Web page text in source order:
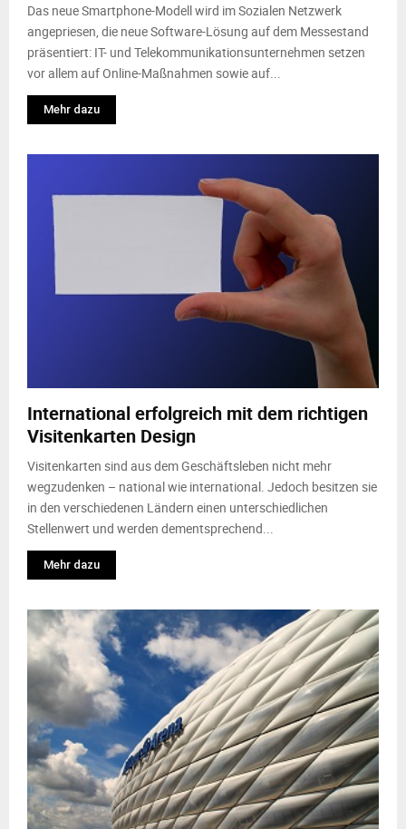
Das neue Smartphone-Modell wird im Sozialen Netzwerk
angepriesen, die neue Software-Lösung auf dem Messestand
präsentiert: IT- und Telekommunikationsunternehmen setzen
vor allem auf Online-Maßnahmen sowie auf...
Mehr dazu
International erfolgreich mit dem richtigen
Visitenkarten Design
Visitenkarten sind aus dem Geschäftsleben nicht mehr
wegzudenken – national wie international. Jedoch besitzen sie
in den verschiedenen Ländern einen unterschiedlichen
Stellenwert und werden dementsprechend...
Mehr dazu